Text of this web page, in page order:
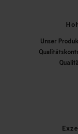
Unser